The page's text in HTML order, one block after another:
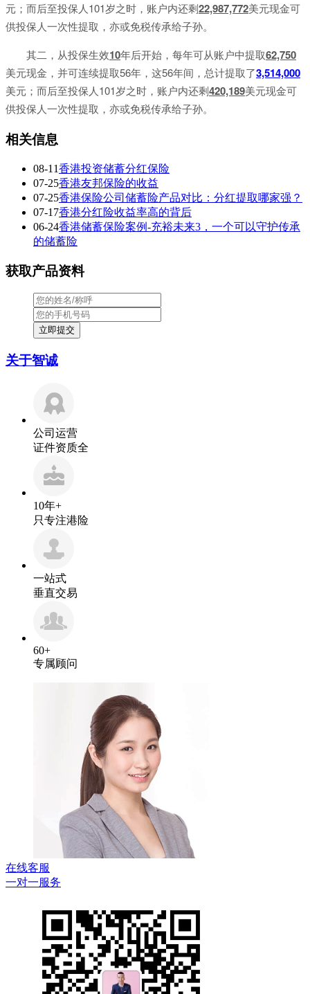
元；而后至投保人101岁之时，账户内还剩22,987,772美元现金可
供投保人一次性提取，亦或免税传承给子孙。
其二，从投保生效10年后开始，每年可从账户中提取62,750
美元现金，并可连续提取56年，这56年间，总计提取了3,514,000
美元；而后至投保人101岁之时，账户内还剩420,189美元现金可
供投保人一次性提取，亦或免税传承给子孙。
相关信息
08-11香港投资储蓄分红保险
07-25香港友邦保险的收益
07-25香港保险公司储蓄险产品对比：分红提取哪家强？
07-17香港分红险收益率高的背后
06-24香港储蓄保险案例-充裕未来3，一个可以守护传承
的储蓄险
获取产品资料
关于智诚
公司运营
证件资质全
10年+
只专注港险
一站式
垂直交易
60+
专属顾问
在线客服
一对一服务